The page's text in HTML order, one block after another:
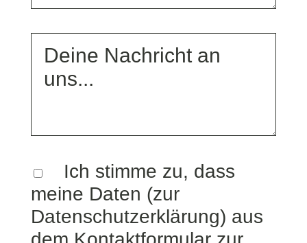
Ich stimme zu, dass
meine Daten (zur
Datenschutzerklärung) aus